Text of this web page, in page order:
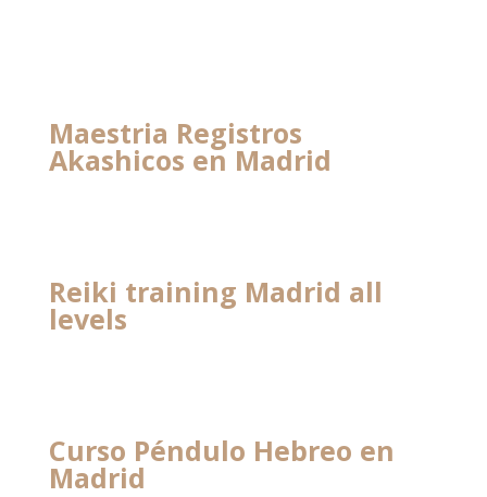
Maestria Registros
Akashicos en Madrid
Reiki training Madrid all
levels
Curso Péndulo Hebreo en
Madrid